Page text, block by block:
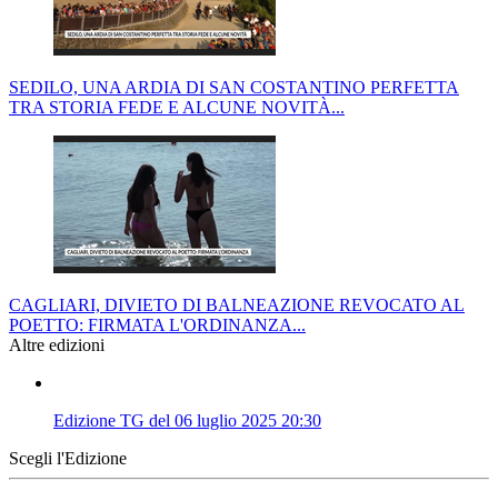
SEDILO, UNA ARDIA DI SAN COSTANTINO PERFETTA
TRA STORIA FEDE E ALCUNE NOVITÀ...
CAGLIARI, DIVIETO DI BALNEAZIONE REVOCATO AL
POETTO: FIRMATA L'ORDINANZA...
Altre edizioni
Edizione TG del 06 luglio 2025 20:30
Scegli l'Edizione